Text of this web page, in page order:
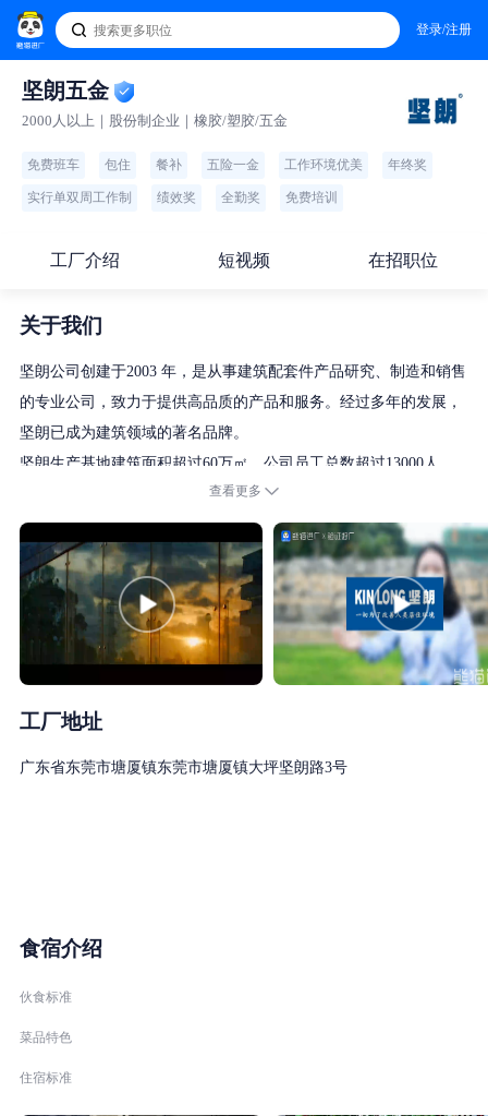
登录/注册
坚朗五金
2000人以上｜股份制企业｜橡胶/塑胶/五金
免费班车 包住 餐补 五险一金 工作环境优美 年终奖
实行单双周工作制 绩效奖 全勤奖 免费培训
工厂介绍 短视频 在招职位
关于我们
坚朗公司创建于2003 年，是从事建筑配套件产品研究、制造和销售
的专业公司，致力于提供高品质的产品和服务。经过多年的发展，
坚朗已成为建筑领域的著名品牌。
坚朗生产基地建筑面积超过60万㎡，公司员工总数超过13000人。
公司在国内外设有600多个销售服务机构，产品远销100多个国家和
地区。
坚朗公司围绕着建筑配套件集成供应的发展方向，以多品类产品满
足顾客的综合需求，已形成了一站式的服务体系。多年来，坚朗一
直坚定地践行“唯有专业才能创造独特价值，投机没有未来”的经营
哲学，已成为行业中的佼佼者。
坚朗除采用现代化的生产工艺外，还拥有众多专家、设计师从事产
品开发与革新，保证产品始终处于领先水平。目前，坚朗已拥有产
念、精美的外观、优良的品质，建立了良好的市场口碑。坚朗已为
2020年成为中国最大的门窗幕墙配件集团
愿景：
一定会有一天，有建筑的地方就有坚朗产品；使用了坚朗产品的建
查看更多
工厂地址
广东省东莞市塘厦镇东莞市塘厦镇大坪坚朗路3号
食宿介绍
伙食标准
菜品特色
住宿标准